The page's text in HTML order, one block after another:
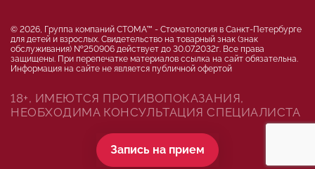
Запись на прием
© 2026, Группа компаний СТОМА™ - Стоматология в Санкт-Петербурге
для детей и взрослых. Свидетельство на товарный знак (знак
обслуживания) №250906 действует до 30.07.2032г. Все права
защищены. При перепечатке материалов ссылка на сайт обязательна.
Информация на сайте не является публичной офертой
18+, ИМЕЮТСЯ ПРОТИВОПОКАЗАНИЯ,
НЕОБХОДИМА КОНСУЛЬТАЦИЯ СПЕЦИАЛИСТА